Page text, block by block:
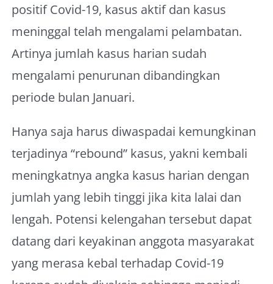
positif Covid-19, kasus aktif dan kasus
meninggal telah mengalami pelambatan.
Artinya jumlah kasus harian sudah
mengalami penurunan dibandingkan
periode bulan Januari.
Hanya saja harus diwaspadai kemungkinan
terjadinya “rebound” kasus, yakni kembali
meningkatnya angka kasus harian dengan
jumlah yang lebih tinggi jika kita lalai dan
lengah. Potensi kelengahan tersebut dapat
datang dari keyakinan anggota masyarakat
yang merasa kebal terhadap Covid-19